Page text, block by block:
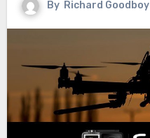
By Richard Goodboy